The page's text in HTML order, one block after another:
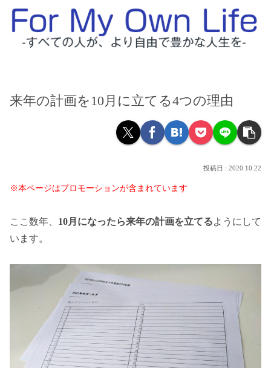
来年の計画を10月に立てる4つの理由
2020.10.22
※本ページはプロモーションが含まれています
ここ数年、 10月になったら来年の計画を立てるようにして
います。